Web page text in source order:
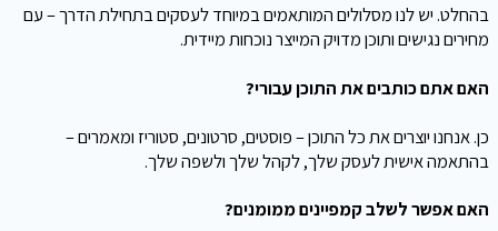
בהחלט. יש לנו מסלולים המותאמים במיוחד לעסקים בתחילת הדרך – עם
מחירים נגישים ותוכן מדויק המייצר נוכחות מיידית.
האם אתם כותבים את התוכן עבורי?
כן. אנחנו יוצרים את כל התוכן – פוסטים, סרטונים, סטוריז ומאמרים –
בהתאמה אישית לעסק שלך, לקהל שלך ולשפה שלך.
האם אפשר לשלב קמפיינים ממומנים?